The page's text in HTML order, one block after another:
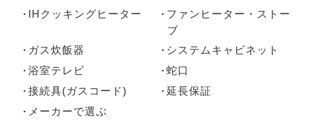
IHクッキングヒーター
ファンヒーター・ストー
ブ
ガス炊飯器
システムキャビネット
浴室テレビ
蛇口
接続具(ガスコード)
延長保証
メーカーで選ぶ